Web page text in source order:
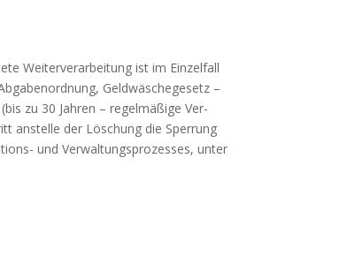
Weiterverarbeitung ist im Einzelfall
Geldwäschegesetz –
zu 30 Jahren – regelmäßige Ver­
anstelle der Löschung die Sperrung
und Verwaltungsprozesses, unter